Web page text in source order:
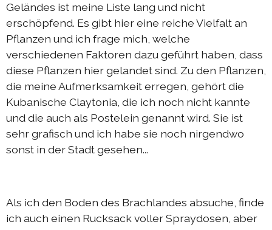
komplizen & links
DIEresidenz Berlin
deutsch | français
Geländes ist meine Liste lang und nicht
erschöpfend. Es gibt hier eine reiche Vielfalt an
Pflanzen und ich frage mich, welche
verschiedenen Faktoren dazu geführt haben, dass
diese Pflanzen hier gelandet sind. Zu den Pflanzen,
die meine Aufmerksamkeit erregen, gehört die
Kubanische Claytonia, die ich noch nicht kannte
und die auch als Postelein genannt wird. Sie ist
sehr grafisch und ich habe sie noch nirgendwo
sonst in der Stadt gesehen...
Als ich den Boden des Brachlandes absuche, finde
ich auch einen Rucksack voller Spraydosen, aber